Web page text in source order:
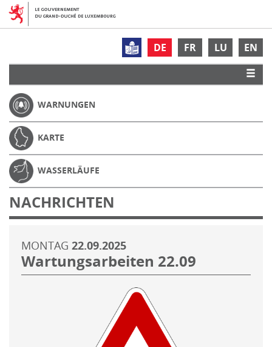
DE FR LU EN
WARNUNGEN
KARTE
WASSERLÄUFE
NACHRICHTEN
MONTAG 22.09.2025
Wartungsarbeiten 22.09